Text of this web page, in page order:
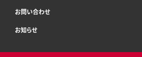
お問い合わせ
お知らせ